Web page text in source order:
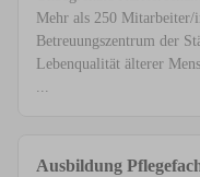
Mehr als 250 Mitarbeiter/
Betreuungszentrum der
Lebenqualität älterer
...
Ausbildung